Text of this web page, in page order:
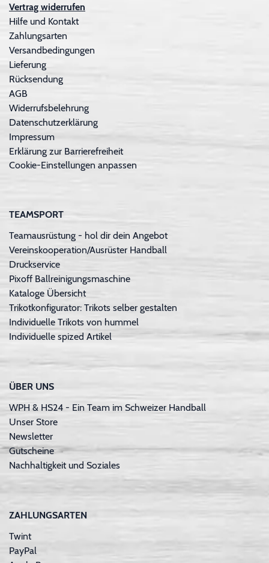
Vertrag widerrufen
Hilfe und Kontakt
Zahlungsarten
Versandbedingungen
Lieferung
Rücksendung
AGB
Widerrufsbelehrung
Datenschutzerklärung
Impressum
Erklärung zur Barrierefreiheit
Cookie-Einstellungen anpassen
TEAMSPORT
Teamausrüstung - hol dir dein Angebot
Vereinskooperation/Ausrüster Handball
Druckservice
Pixoff Ballreinigungsmaschine
Kataloge Übersicht
Trikotkonfigurator: Trikots selber gestalten
Individuelle Trikots von hummel
Individuelle spized Artikel
ÜBER UNS
WPH & HS24 - Ein Team im Schweizer Handball
Unser Store
Newsletter
Gutscheine
Nachhaltigkeit und Soziales
ZAHLUNGSARTEN
Twint
PayPal